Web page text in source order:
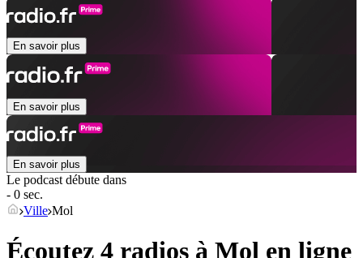
En savoir plus
En savoir plus
En savoir plus
Le podcast débute dans
- 0 sec.
Ville Mol
Écoutez 4 radios à Mol en ligne